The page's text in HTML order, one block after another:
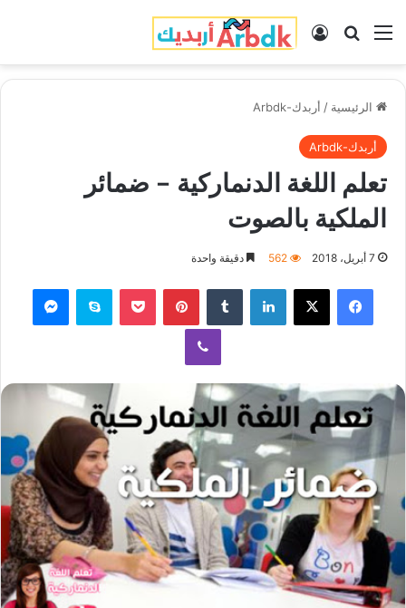
القائمة بحث عنتسجيل الدخول
الرئيسية / أربدك-Arbdk
أربدك-Arbdk
تعلم اللغة الدنماركية – ضمائر
الملكية بالصوت
7 أبريل، 2018 562 دقيقة واحدة
فيسبوك لينكدإن بينتيريست سكايب
ڤايبر